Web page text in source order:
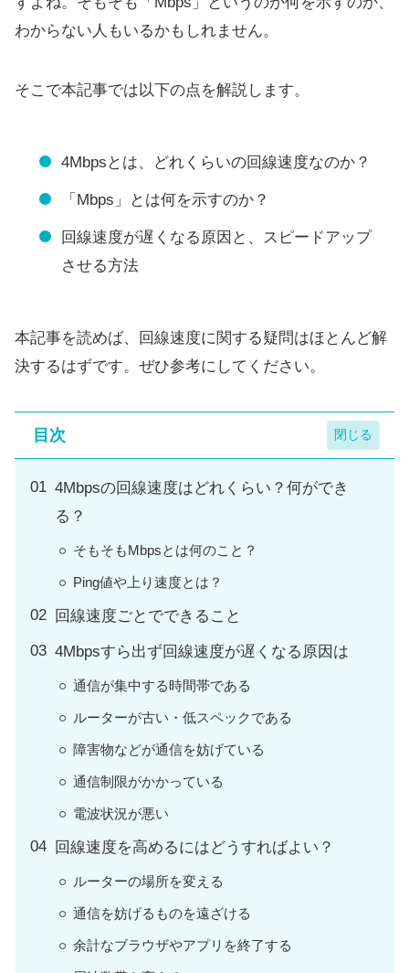
わからない人もいるかもしれません。
そこで本記事では以下の点を解説します。
4Mbpsとは、どれくらいの回線速度なのか？
「Mbps」とは何を示すのか？
回線速度が遅くなる原因と、スピードアップ
させる方法
本記事を読めば、回線速度に関する疑問はほとんど解
決するはずです。ぜひ参考にしてください。
目次
4Mbpsの回線速度はどれくらい？何ができ
る？
そもそもMbpsとは何のこと？
Ping値や上り速度とは？
回線速度ごとでできること
4Mbpsすら出ず回線速度が遅くなる原因は
通信が集中する時間帯である
ルーターが古い・低スペックである
障害物などが通信を妨げている
通信制限がかかっている
電波状況が悪い
回線速度を高めるにはどうすればよい？
ルーターの場所を変える
通信を妨げるものを遠ざける
余計なブラウザやアプリを終了する